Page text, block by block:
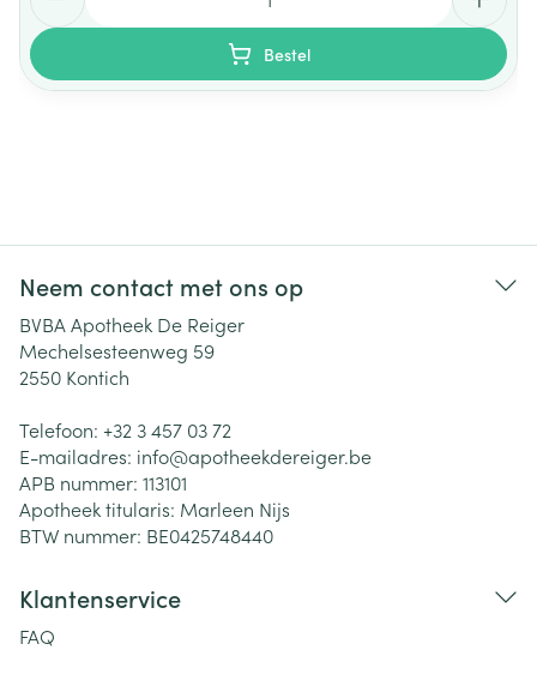
Bestel
Neem contact met ons op
BVBA Apotheek De Reiger
Mechelsesteenweg 59
2550 Kontich
Telefoon: +32 3 457 03 72
E-mailadres: info@apotheekdereiger.be
APB nummer: 113101
Apotheek titularis: Marleen Nijs
BTW nummer: BE0425748440
Klantenservice
FAQ